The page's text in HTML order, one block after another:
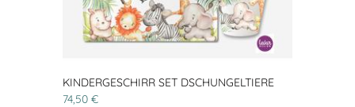
KINDERGESCHIRR SET DSCHUNGELTIERE
74,50 €